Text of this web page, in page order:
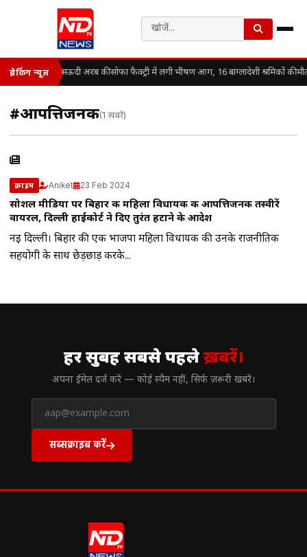
ब्रेकिंग न्यूज़ सऊदी अरब की सोफा फैक्ट्री में लगी भीषण आग, 16 बांग्लादेशी श्रमिकों की
#आपत्तिजनक(1 खबरें)
क्राइम Aniket 23 Feb 2024
सोशल मीडिया पर बिहार की महिला विधायक की आपत्तिजनक तस्वीरें
वायरल, दिल्ली हाईकोर्ट ने दिए तुरंत हटाने के आदेश
नई दिल्ली। बिहार की एक भाजपा महिला विधायक की उनके राजनीतिक
सहयोगी के साथ छेड़छाड़ करके...
हर सुबह सबसे पहलेख़बरें।
अपना ईमेल दर्ज करें — कोई स्पैम नहीं, सिर्फ ज़रूरी खबरें।
सब्सक्राइब करें